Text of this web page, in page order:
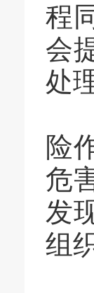
程
会
处
险
危
发
组